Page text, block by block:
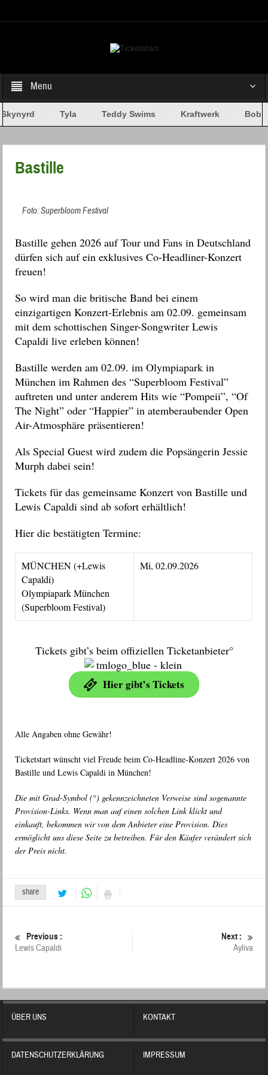
Menu
Tyla Teddy Swims Kraftwerk Bob
Bastille
Foto: Superbloom Festival
Bastille gehen 2026 auf Tour und Fans in Deutschland
dürfen sich auf ein exklusives Co-Headliner-Konzert
freuen!
So wird man die britische Band bei einem
einzigartigen Konzert-Erlebnis am 02.09. gemeinsam
mit dem schottischen Singer-Songwriter Lewis
Capaldi live erleben können!
Bastille werden am 02.09. im Olympiapark in
München im Rahmen des “Superbloom Festival”
auftreten und unter anderem Hits wie “Pompeii”, “Of
The Night” oder “Happier” in atemberaubender Open
Air-Atmosphäre präsentieren!
Als Special Guest wird zudem die Popsängerin Jessie
Murph dabei sein!
Tickets für das gemeinsame Konzert von Bastille und
Lewis Capaldi sind ab sofort erhältlich!
Hier die bestätigten Termine:
MÜNCHEN (+Lewis
Capaldi)
Olympiapark München
(Superbloom Festival)
Mi, 02.09.2026
Tickets gibt’s beim offiziellen Ticketanbieter°
Hier gibt’s Tickets
Alle Angaben ohne Gewähr!
Ticketstart wünscht viel Freude beim Co-Headline-Konzert 2026 von
Bastille und Lewis Capaldi in München!
Die mit Grad-Symbol (°) gekennzeichneten Verweise sind sogenannte
Provision-Links. Wenn man auf einen solchen Link klickt und
einkauft, bekommen wir von dem Anbieter eine Provision. Dies
ermöglicht uns diese Seite zu betreiben. Für den Käufer verändert sich
der Preis nicht.
share
Previous :
Lewis Capaldi
Next :
Ayliva
ÜBER UNS KONTAKT
DATENSCHUTZERKLÄRUNG IMPRESSUM